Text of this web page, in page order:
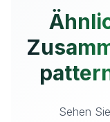
Sehen